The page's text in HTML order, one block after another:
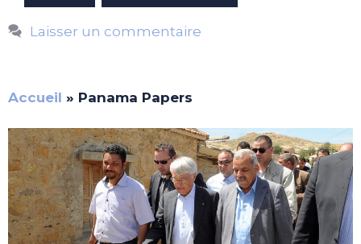
Laisser un commentaire
Accueil » Panama Papers